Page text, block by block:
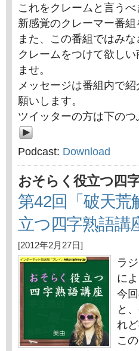
これをクレームと言うべ
新感覚のクレーマー番組
また、この番組ではみ
クレームをつけて欲し
ませ。
メッセージは番組内で
願いします。
ツイッターの方は下の
Podcast: Download
おそらく役立つ四
第42回「破天荒
立つ四字熟語講
[2012年2月27日]
ラ
に
今
と
れ
こ